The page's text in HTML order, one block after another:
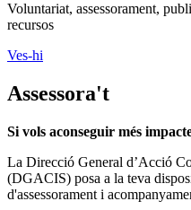
Voluntariat, assessorament,
recursos
Ves-hi
Assessora't
Si vols aconseguir més
La Direcció General d’Acció
(DGACIS) posa a la teva
d'assessorament i